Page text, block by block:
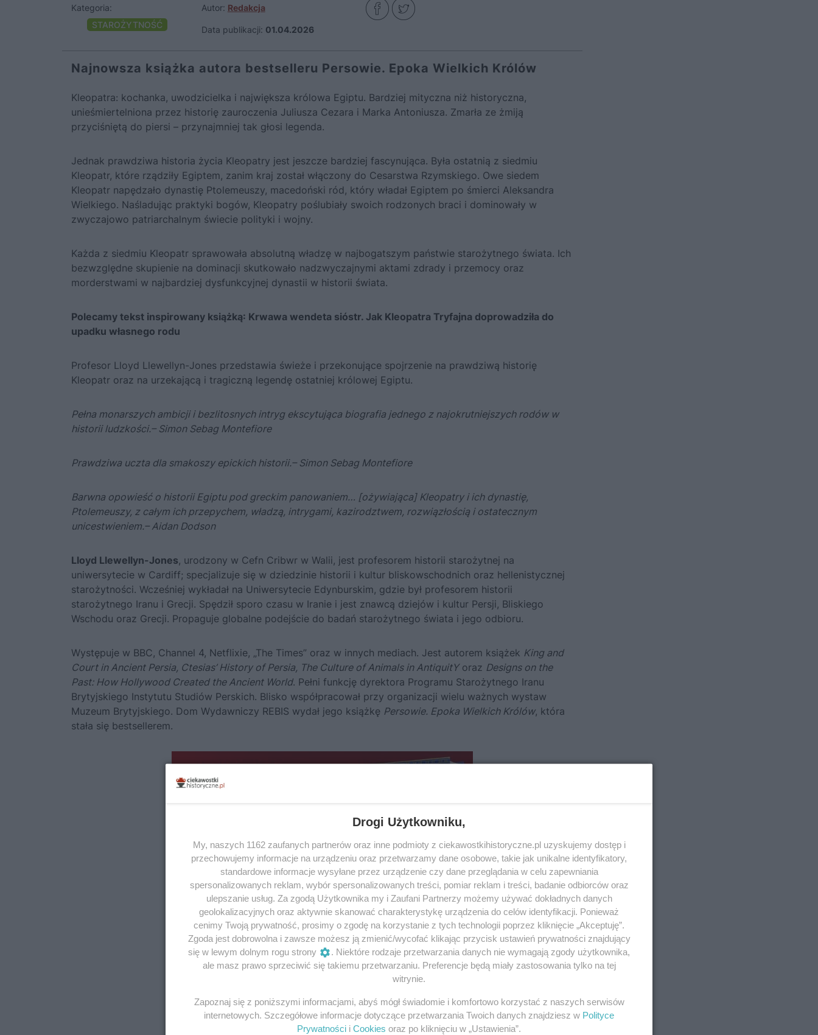
Kategoria:
STAROŻYTNOŚĆ
Autor: Redakcja
Data publikacji: 01.04.2026
Najnowsza książka autora bestselleru Persowie. Epoka Wielkich Królów
Kleopatra: kochanka, uwodzicielka i największa królowa Egiptu. Bardziej mityczna niż historyczna,
unieśmiertelniona przez historię zauroczenia Juliusza Cezara i Marka Antoniusza. Zmarła ze żmiją
przyciśniętą do piersi – przynajmniej tak głosi legenda.
Jednak prawdziwa historia życia Kleopatry jest jeszcze bardziej fascynująca. Była ostatnią z siedmiu
Kleopatr, które rządziły Egiptem, zanim kraj został włączony do Cesarstwa Rzymskiego. Owe siedem
Kleopatr napędzało dynastię Ptolemeuszy, macedoński ród, który władał Egiptem po śmierci Aleksandra
Wielkiego. Naśladując praktyki bogów, Kleopatry poślubiały swoich rodzonych braci i dominowały w
zwyczajowo patriarchalnym świecie polityki i wojny.
Każda z siedmiu Kleopatr sprawowała absolutną władzę w najbogatszym państwie starożytnego świata. Ich
bezwzględne skupienie na dominacji skutkowało nadzwyczajnymi aktami zdrady i przemocy oraz
morderstwami w najbardziej dysfunkcyjnej dynastii w historii świata.
Polecamy tekst inspirowany książką: Krwawa wendeta sióstr. Jak Kleopatra Tryfajna doprowadziła do
upadku własnego rodu
Profesor Lloyd Llewellyn-Jones przedstawia świeże i przekonujące spojrzenie na prawdziwą historię
Kleopatr oraz na urzekającą i tragiczną legendę ostatniej królowej Egiptu.
Pełna monarszych ambicji i bezlitosnych intryg ekscytująca biografia jednego z najokrutniejszych rodów w
historii ludzkości.–Simon Sebag Montefiore
Prawdziwa uczta dla smakoszy epickich historii.– Simon Sebag Montefiore
Barwna opowieść o historii Egiptu pod greckim panowaniem… [ożywiająca] Kleopatry i ich dynastię,
Ptolemeuszy, z całym ich przepychem, władzą, intrygami, kazirodztwem, rozwiązłością i ostatecznym
unicestwieniem.– Aidan Dodson
Lloyd Llewellyn-Jones, urodzony w Cefn Cribwr w Walii, jest profesorem historii starożytnej na
uniwersytecie w Cardiff; specjalizuje się w dziedzinie historii i kultur bliskowschodnich oraz hellenistycznej
starożytności. Wcześniej wykładał na Uniwersytecie Edynburskim, gdzie był profesorem historii
starożytnego Iranu i Grecji. Spędził sporo czasu w Iranie i jest znawcą dziejów i kultur Persji, Bliskiego
Wschodu oraz Grecji. Propaguje globalne podejście do badań starożytnego świata i jego odbioru.
Występuje w BBC, Channel 4, Netflixie, „The Times” oraz w innych mediach. Jest autorem książek King and
Court in Ancient Persia, Ctesias’ History of Persia, The Culture of Animals in AntiquitYoraz Designs on the
Past: How Hollywood Created the Ancient World. Pełni funkcję dyrektora Programu Starożytnego Iranu
Brytyjskiego Instytutu Studiów Perskich. Blisko współpracował przy organizacji wielu ważnych wystaw
Muzeum Brytyjskiego. Dom Wydawniczy REBIS wydał jego książkę Persowie. Epoka Wielkich Królów, która
stała się bestsellerem.
Drogi Użytkowniku,
My, naszych 1162 zaufanych partnerów oraz inne podmioty z ciekawostkihistoryczne.pl uzyskujemy dostęp i
przechowujemy informacje na urządzeniu oraz przetwarzamy dane osobowe, takie jak unikalne identyfikatory,
standardowe informacje wysyłane przez urządzenie czy dane przeglądania w celu zapewniania
spersonalizowanych reklam, wybór spersonalizowanych treści, pomiar reklam i treści, badanie odbiorców oraz
ulepszanie usług. Za zgodą Użytkownika my i Zaufani Partnerzy możemy używać dokładnych danych
geolokalizacyjnych oraz aktywnie skanować charakterystykę urządzenia do celów identyfikacji. Ponieważ
cenimy Twoją prywatność, prosimy o zgodę na korzystanie z tych technologii poprzez kliknięcie „Akceptuję”.
Zgoda jest dobrowolna i zawsze możesz ją zmienić/wycofać klikając przycisk ustawień prywatności znajdujący
się w lewym dolnym rogu strony
. Niektóre rodzaje przetwarzania danych nie wymagają zgody użytkownika,
ale masz prawo sprzeciwić się takiemu przetwarzaniu. Preferencje będą miały zastosowania tylko na tej
witrynie.
Zapoznaj się z poniższymi informacjami, abyś mógł świadomie i komfortowo korzystać z naszych serwisów
internetowych. Szczegółowe informacje dotyczące przetwarzania Twoich danych znajdziesz w Polityce
Prywatności i Cookies oraz po kliknięciu w „Ustawienia”.